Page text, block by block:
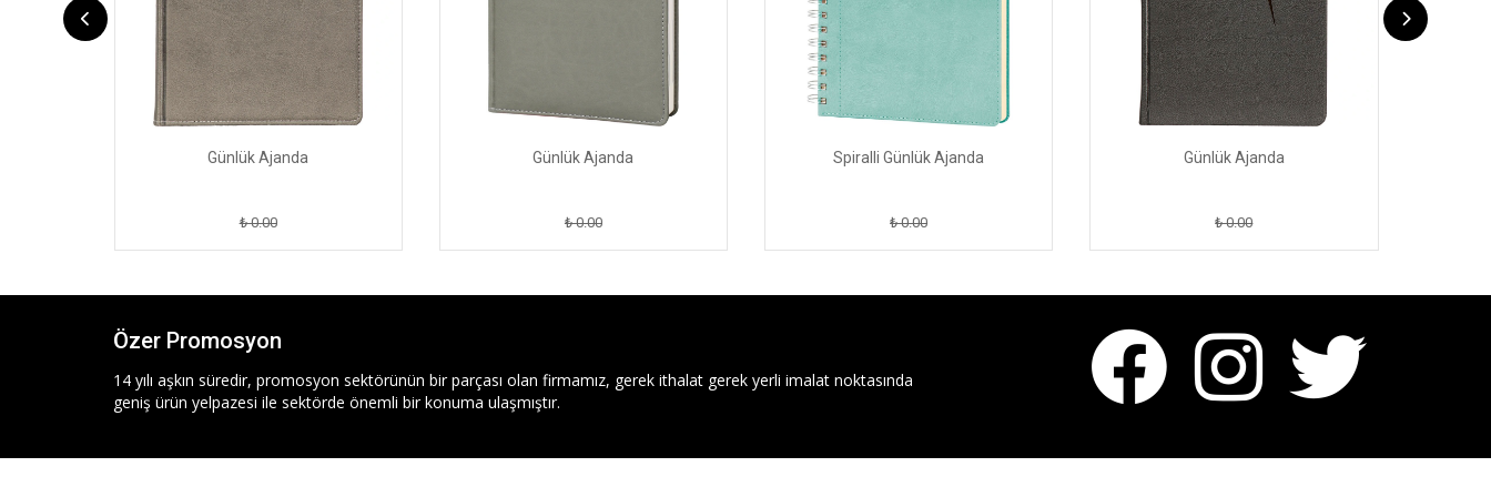
Günlük Ajanda
₺ 0.00
Günlük Ajanda
₺ 0.00
Spiralli Günlük Ajanda
₺ 0.00
Günlük Ajanda
₺ 0.00
Özer Promosyon
14 yılı aşkın süredir, promosyon sektörünün bir parçası olan firmamız, gerek ithalat gerek yerli imalat noktasında
geniş ürün yelpazesi ile sektörde önemli bir konuma ulaşmıştır.